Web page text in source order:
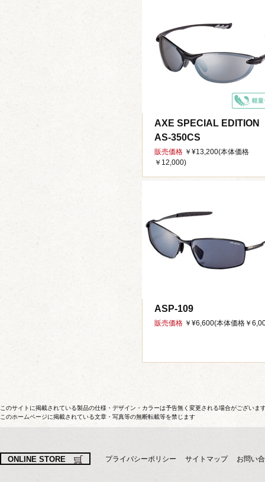
AXE SPECIAL EDITION
AS-350CS
販売価格 ￥¥13,200(本体価格
￥12,000)
ASP-109
販売価格 ￥¥6,600(本体価格￥
このサイトに掲載されている製品の仕様・デザイン・カラーは予告無く変更される場合がござい
このホームページに掲載されている文章・写真等の無断転載等を禁じます
ONLINE STORE プライバシーポリシー サイトマップ お問い